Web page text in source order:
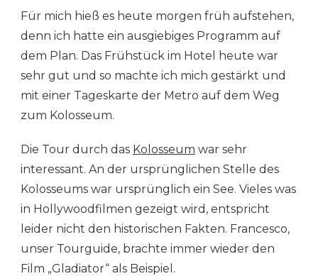
ROM
VATIKAN
Für mich hieß es heute morgen früh aufstehen,
denn ich hatte ein ausgiebiges Programm auf
dem Plan. Das Frühstück im Hotel heute war
sehr gut und so machte ich mich gestärkt und
mit einer Tageskarte der Metro auf dem Weg
zum Kolosseum.
Die Tour durch das Kolosseum war sehr
interessant. An der ursprünglichen Stelle des
Kolosseums war ursprünglich ein See. Vieles was
in Hollywoodfilmen gezeigt wird, entspricht
leider nicht den historischen Fakten. Francesco,
unser Tourguide, brachte immer wieder den
Film „Gladiator“ als Beispiel.